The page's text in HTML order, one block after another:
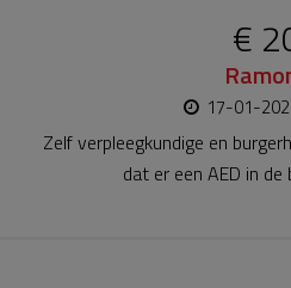
€
17-01-
Zelf verpleegkundige en
dat er een AED in